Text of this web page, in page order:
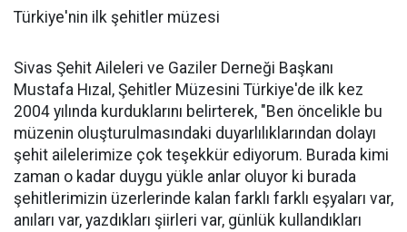
Türkiye'nin ilk şehitler müzesi
Sivas Şehit Aileleri ve Gaziler Derneği Başkanı
Mustafa Hızal, Şehitler Müzesini Türkiye'de ilk kez
2004 yılında kurduklarını belirterek, "Ben öncelikle bu
müzenin oluşturulmasındaki duyarlılıklarından dolayı
şehit ailelerimize çok teşekkür ediyorum. Burada kimi
zaman o kadar duygu yükle anlar oluyor ki burada
şehitlerimizin üzerlerinde kalan farklı farklı eşyaları var,
anıları var, yazdıkları şiirleri var, günlük kullandıkları